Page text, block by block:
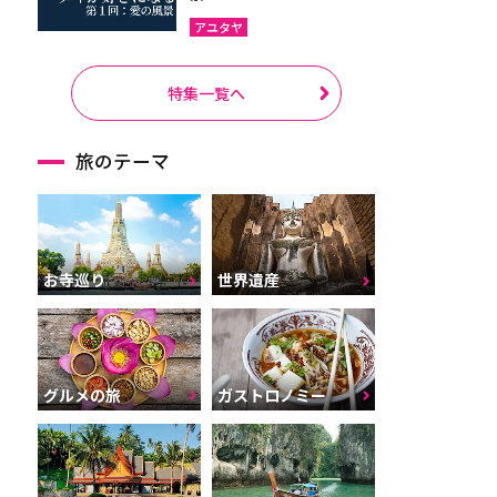
アユタヤ
特集一覧へ
旅のテーマ
お寺巡り 世界遺産
グルメの旅 ガストロノミー